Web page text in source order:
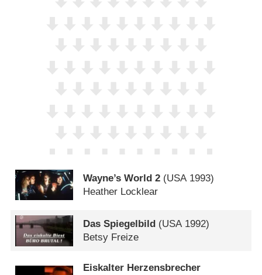
Wayne’s World 2 (USA1993)
Heather Locklear
Das Spiegelbild (USA1992)
Betsy Freize
Eiskalter Herzensbrecher